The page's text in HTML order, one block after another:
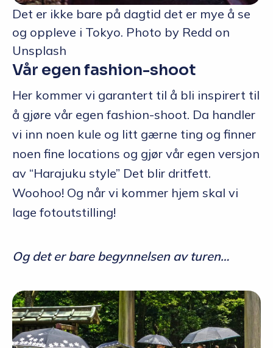
Det er ikke bare på dagtid det er mye å se
og oppleve i Tokyo. Photo by Redd on
Unsplash
Vår egen fashion-shoot
Her kommer vi garantert til å bli inspirert til
å gjøre vår egen fashion-shoot. Da handler
vi inn noen kule og litt gærne ting og finner
noen fine locations og gjør vår egen versjon
av “Harajuku style” Det blir dritfett.
Woohoo! Og når vi kommer hjem skal vi
lage fotoutstilling!
Og det er bare begynnelsen av turen…